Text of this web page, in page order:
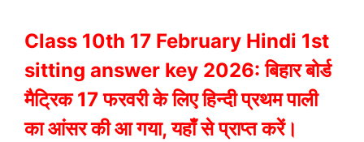
Class 10th 17 February Hindi 1st
sitting answer key 2026: बिहार बोर्ड
मैट्रिक 17 फरवरी के लिए हिन्दी प्रथम पाली
का आंसर की आ गया, यहाँ से प्राप्त करें।